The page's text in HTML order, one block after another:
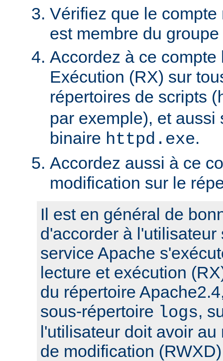
Vérifiez que le
est membre du
Accordez à ce
Exécution (RX) sur
répertoires de scripts (
par exemple), et aussi
binaire httpd.exe.
Accordez aussi à ce
modification sur le
Il est en général de
d'accorder à
service Apache
lecture et exécution
du répertoire
sous-répertoire logs,
l'utilisateur doit avoir
de modification